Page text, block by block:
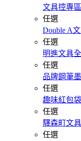
文具控專區
任選
Double A
任選
明進文具
任選
品牌鋼筆
任選
趣味紅包袋
任選
驛森町文具
任選